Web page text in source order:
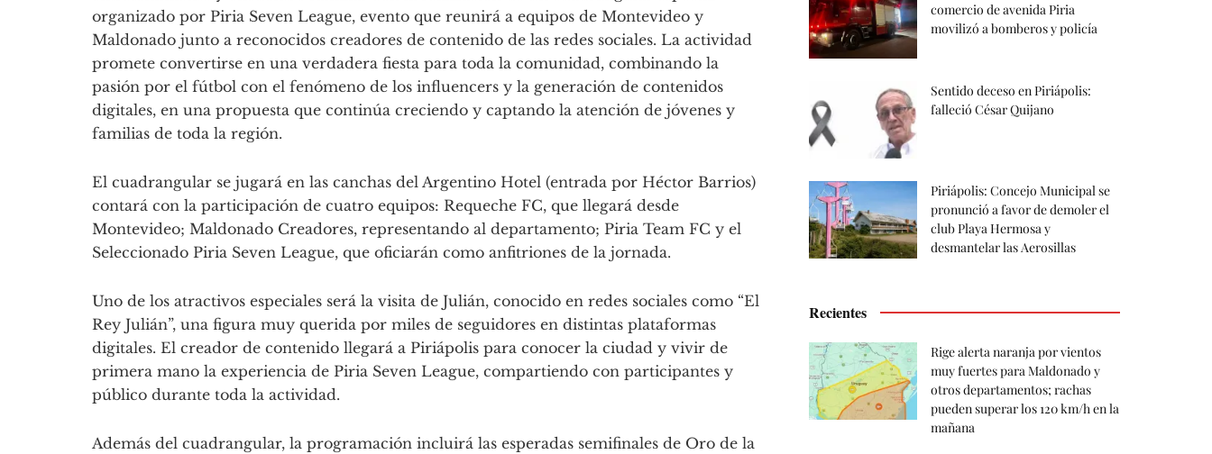
organizado por Piria Seven League, evento que reunirá a equipos de Montevideo y
Maldonado junto a reconocidos creadores de contenido de las redes sociales. La actividad
promete convertirse en una verdadera fiesta para toda la comunidad, combinando la
pasión por el fútbol con el fenómeno de los influencers y la generación de contenidos
digitales, en una propuesta que continúa creciendo y captando la atención de jóvenes y
familias de toda la región.
El cuadrangular se jugará en las canchas del Argentino Hotel (entrada por Héctor Barrios)
contará con la participación de cuatro equipos: Requeche FC, que llegará desde
Montevideo; Maldonado Creadores, representando al departamento; Piria Team FC y el
Seleccionado Piria Seven League, que oficiarán como anfitriones de la jornada.
Uno de los atractivos especiales será la visita de Julián, conocido en redes sociales como “El
Rey Julián”, una figura muy querida por miles de seguidores en distintas plataformas
digitales. El creador de contenido llegará a Piriápolis para conocer la ciudad y vivir de
primera mano la experiencia de Piria Seven League, compartiendo con participantes y
público durante toda la actividad.
Además del cuadrangular, la programación incluirá las esperadas semifinales de Oro de la
comercio de avenida Piria
movilizó a bomberos y policía
Sentido deceso en Piriápolis:
falleció César Quijano
Piriápolis: Concejo Municipal se
pronunció a favor de demoler el
club Playa Hermosa y
desmantelar las Aerosillas
Recientes
Rige alerta naranja por vientos
muy fuertes para Maldonado y
otros departamentos; rachas
pueden superar los 120 km/h en la
mañana